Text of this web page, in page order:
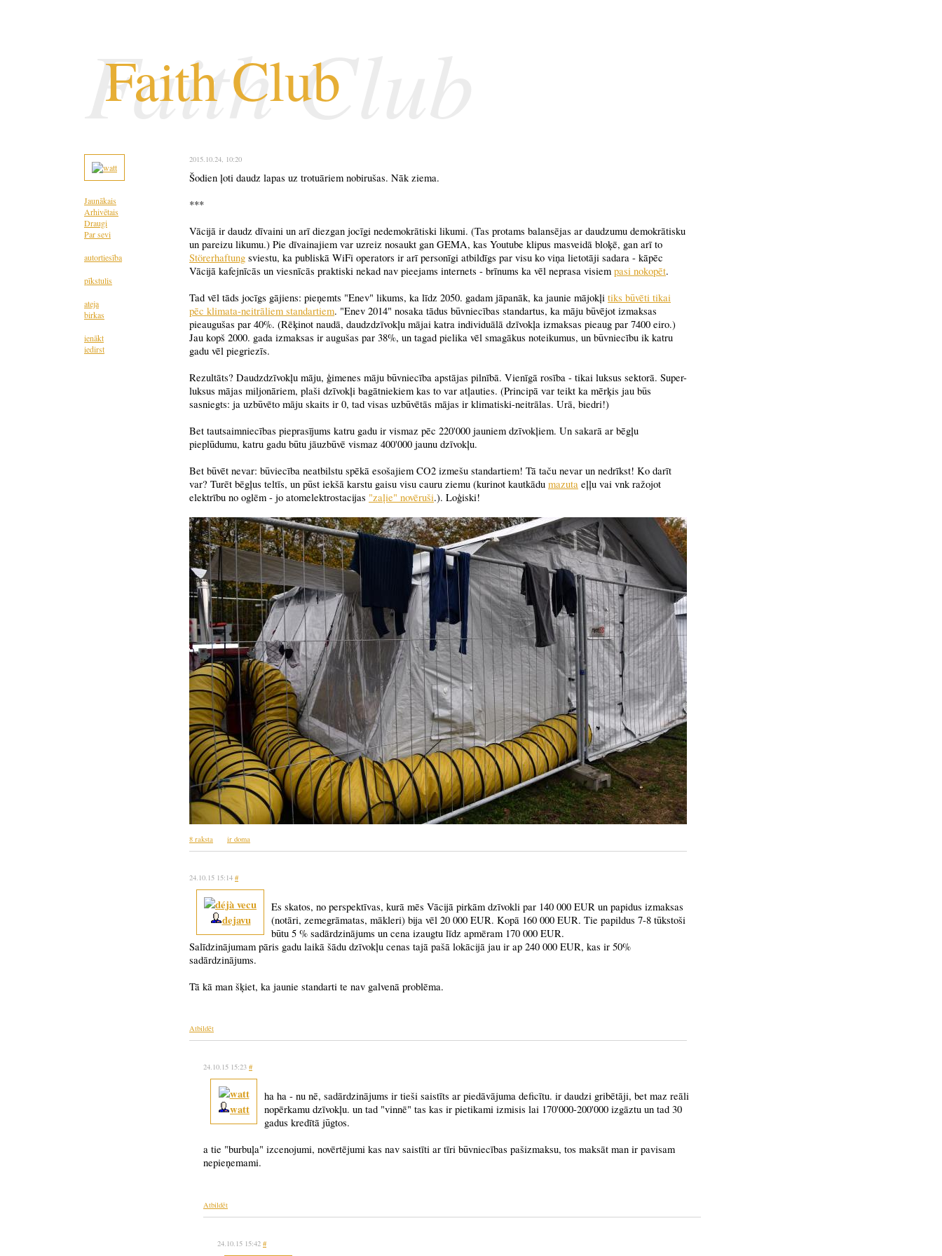
Faith Club
Faith Club
Jaunākais
Arhivētais
Draugi
Par sevi
autortiesība
pīkstulis
ateja
birkas
ienākt
iedirst
2015.10.24, 10:20
Šodien ļoti daudz lapas uz trotuāriem nobirušas. Nāk ziema.
***
Vācijā ir daudz dīvaini un arī diezgan jocīgi nedemokrātiski likumi. (Tas protams balansējas ar daudzumu demokrātisku
un pareizu likumu.) Pie dīvainajiem var uzreiz nosaukt gan GEMA, kas Youtube klipus masveidā bloķē, gan arī to
Störerhaftung sviestu, ka publiskā WiFi operators ir arī personīgi atbildīgs par visu ko viņa lietotāji sadara - kāpēc
Vācijā kafejnīcās un viesnīcās praktiski nekad nav pieejams internets - brīnums ka vēl neprasa visiem pasi nokopēt.
Tad vēl tāds jocīgs gājiens: pieņemts "Enev" likums, ka līdz 2050. gadam jāpanāk, ka jaunie mājokļi tiks būvēti tikai
pēc klimata-neitrāliem standartiem. "Enev 2014" nosaka tādus būvniecības standartus, ka māju būvējot izmaksas
pieaugušas par 40%. (Rēķinot naudā, daudzdzīvokļu mājai katra individuālā dzīvokļa izmaksas pieaug par 7400 eiro.)
Jau kopš 2000. gada izmaksas ir augušas par 38%, un tagad pielika vēl smagākus noteikumus, un būvniecību ik katru
gadu vēl piegriezīs.
Rezultāts? Daudzdzīvokļu māju, ģimenes māju būvniecība apstājas pilnībā. Vienīgā rosība - tikai luksus sektorā. Super-
luksus mājas miljonāriem, plaši dzīvokļi bagātniekiem kas to var atļauties. (Principā var teikt ka mērķis jau būs
sasniegts: ja uzbūvēto māju skaits ir 0, tad visas uzbūvētās mājas ir klimatiski-neitrālas. Urā, biedri!)
Bet tautsaimniecības pieprasījums katru gadu ir vismaz pēc 220'000 jauniem dzīvokļiem. Un sakarā ar bēgļu
pieplūdumu, katru gadu būtu jāuzbūvē vismaz 400'000 jaunu dzīvokļu.
Bet būvēt nevar: būviecība neatbilstu spēkā esošajiem CO2 izmešu standartiem! Tā taču nevar un nedrīkst! Ko darīt
var? Turēt bēgļus teltīs, un pūst iekšā karstu gaisu visu cauru ziemu (kurinot kautkādu mazuta eļļu vai vnk ražojot
elektrību no oglēm - jo atomelektrostacijas "zaļie" novēruši.). Loģiski!
8 raksta ir doma
24.10.15 15:14 #
dejavu
Es skatos, no perspektīvas, kurā mēs Vācijā pirkām dzīvokli par 140 000 EUR un papidus izmaksas
(notāri, zemegrāmatas, mākleri) bija vēl 20 000 EUR. Kopā 160 000 EUR. Tie papildus 7-8 tūkstoši
būtu 5 % sadārdzinājums un cena izaugtu līdz apmēram 170 000 EUR.
Salīdzinājumam pāris gadu laikā šādu dzīvokļu cenas tajā pašā lokācijā jau ir ap 240 000 EUR, kas ir 50%
sadārdzinājums.
Tā kā man šķiet, ka jaunie standarti te nav galvenā problēma.
Atbildēt
24.10.15 15:23 #
watt
ha ha - nu nē, sadārdzinājums ir tieši saistīts ar piedāvājuma deficītu. ir daudzi gribētāji, bet maz reāli
nopērkamu dzīvokļu. un tad "vinnē" tas kas ir pietikami izmisis lai 170'000-200'000 izgāztu un tad 30
gadus kredītā jūgtos.
a tie "burbuļa" izcenojumi, novērtējumi kas nav saistīti ar tīri būvniecības pašizmaksu, tos maksāt man ir pavisam
nepieņemami.
Atbildēt
24.10.15 15:42 #